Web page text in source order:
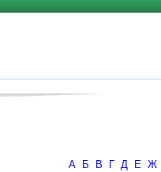
А Б В Г Д Е Ж